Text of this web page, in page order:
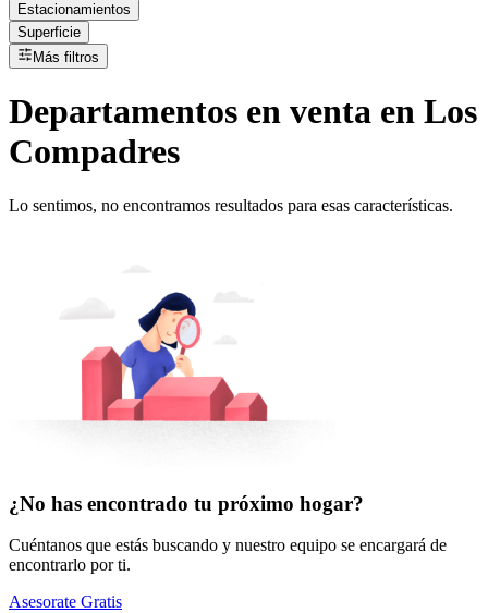
Estacionamientos
Superficie
Más filtros
Departamentos en venta en Los
Compadres
Lo sentimos, no encontramos resultados para esas características.
¿No has encontrado tu próximo hogar?
Cuéntanos que estás buscando y nuestro equipo se encargará de
encontrarlo por ti.
Asesorate Gratis